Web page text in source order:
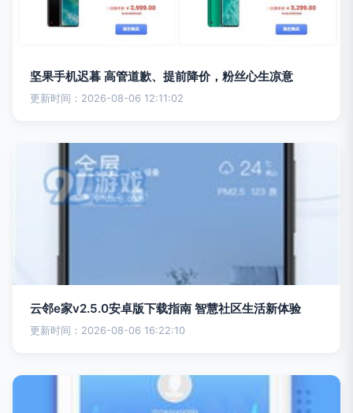
坚果手机迟暮 高管道歉、提前降价，粉丝心生凉意
更新时间：2026-08-06 12:11:02
云邻e家v2.5.0安卓版下载指南 智慧社区生活新体验
更新时间：2026-08-06 16:22:10